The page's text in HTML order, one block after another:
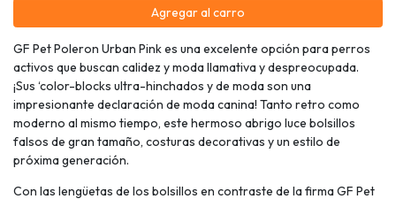
Agregar al carro
GF Pet Poleron Urban Pink es una excelente opción para perros
activos que buscan calidez y moda llamativa y despreocupada.
¡Sus ‘color-blocks ultra-hinchados y de moda son una
impresionante declaración de moda canina! Tanto retro como
moderno al mismo tiempo, este hermoso abrigo luce bolsillos
falsos de gran tamaño, costuras decorativas y un estilo de
próxima generación.
Con las lengüetas de los bolsillos en contraste de la firma GF Pet